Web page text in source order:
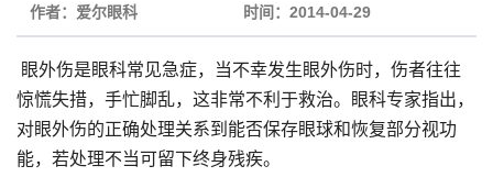
作者：爱尔眼科 时间：2014-04-29
眼外伤是眼科常见急症，当不幸发生眼外伤时，伤者往往
惊慌失措，手忙脚乱，这非常不利于救治。眼科专家指出，
对眼外伤的正确处理关系到能否保存眼球和恢复部分视功
能，若处理不当可留下终身残疾。